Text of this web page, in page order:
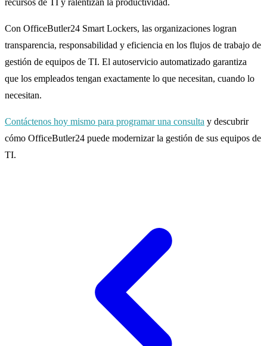
Con OfficeButler24 Smart Lockers, las organizaciones logran
transparencia, responsabilidad y eficiencia en los flujos de trabajo de
gestión de equipos de TI. El autoservicio automatizado garantiza
que los empleados tengan exactamente lo que necesitan, cuando lo
necesitan.
Contáctenos hoy mismo para programar una consulta y descubrir
cómo OfficeButler24 puede modernizar la gestión de sus equipos de
TI.